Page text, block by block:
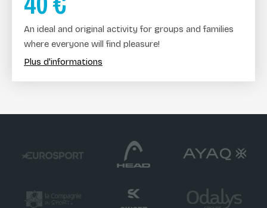
An ideal and original activity for groups and families
where everyone will find pleasure!
Plus d'informations